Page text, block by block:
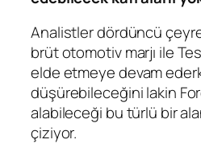
Analistler dördüncü
brüt otomotiv marjı ile
elde etmeye devam
düşürebileceğini lakin
alabileceği bu türlü bir
çiziyor.